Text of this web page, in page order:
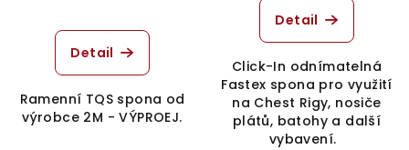
Detail
Ramenní TQS spona od
výrobce 2M - VÝPROEJ.
Detail
Click-In odnímatelná
Fastex spona pro využití
na Chest Rigy, nosiče
plátů, batohy a další
vybavení.